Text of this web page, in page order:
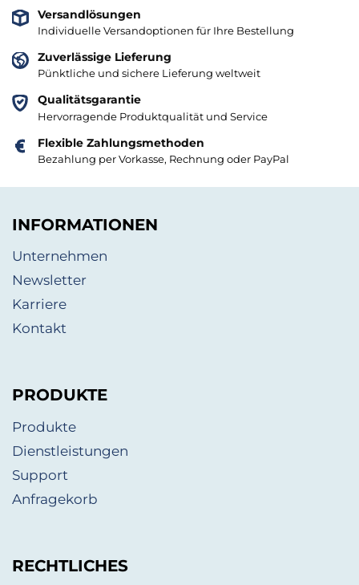
Versandlösungen
Individuelle Versandoptionen für Ihre Bestellung
Zuverlässige Lieferung
Pünktliche und sichere Lieferung weltweit
Qualitätsgarantie
Hervorragende Produktqualität und Service
Flexible Zahlungsmethoden
Bezahlung per Vorkasse, Rechnung oder PayPal
INFORMATIONEN
Unternehmen
Newsletter
Karriere
Kontakt
PRODUKTE
Produkte
Dienstleistungen
Support
Anfragekorb
RECHTLICHES